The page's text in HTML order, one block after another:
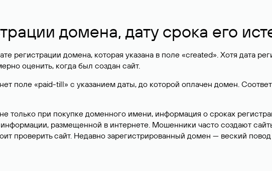
домена, дату срока его
регистрации домена, которая указана в поле «created». Хотя дата
оценить, когда был создан сайт.
поле «paid-till» с указанием даты, до которой оплачен домен.
только при покупке доменного имени, информация о сроках
размещенной в интернете. Мошенники часто создают
проверить сайт. Недавно зарегистрированный домен — веский